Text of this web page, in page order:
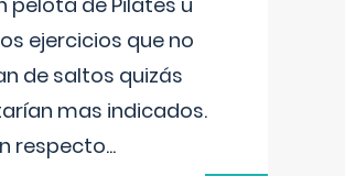
ejercicios que no
de saltos quizás
mas indicados.
respecto...